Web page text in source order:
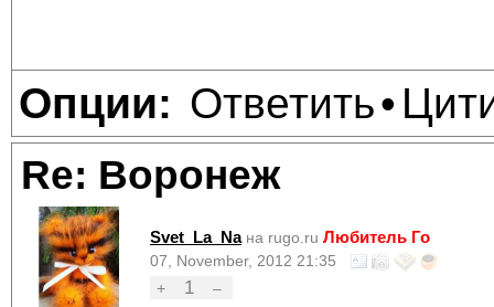
Опции: Ответить•
Re: Воронеж
Svet_La_Na на rugo.ru Любитель Го
07, November, 2012 21:35
+
1 –